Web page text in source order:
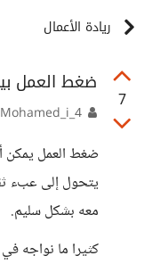
ريادة الأعمال
7
ضغط العمل
ضغط العمل يمكن
يتحول إلى عبء
معه بشكل سليم.
كثيرا ما نواجه